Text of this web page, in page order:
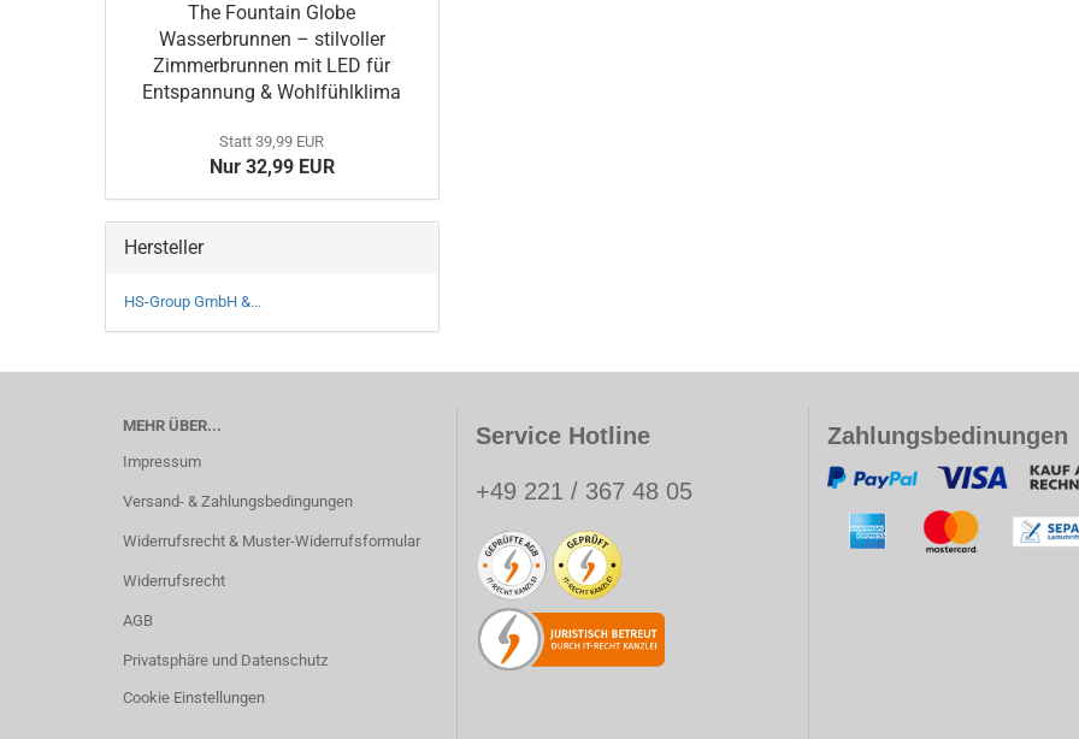
The Fountain Globe
Wasserbrunnen – stilvoller
Zimmerbrunnen mit LED für
Entspannung & Wohlfühlklima
Statt 39,99 EUR
Nur 32,99 EUR
Hersteller
HS-Group GmbH &...
MEHR ÜBER...
Impressum
Versand- & Zahlungsbedingungen
Widerrufsrecht & Muster-Widerrufsformular
Widerrufsrecht
AGB
Privatsphäre und Datenschutz
Cookie Einstellungen
Service Hotline
+49 221 / 367 48 05
Zahlungsbedinungen